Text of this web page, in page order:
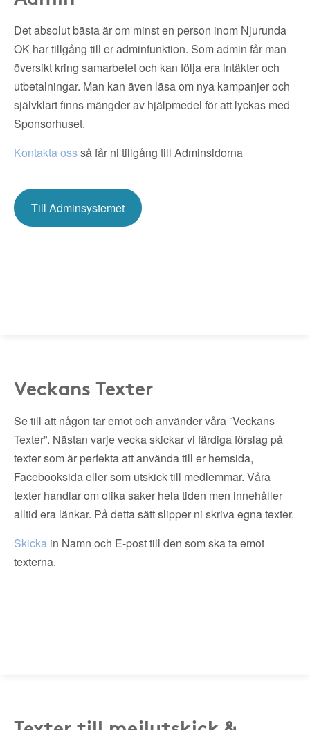
Det absolut bästa är om minst en person inom Njurunda
OK har tillgång till er adminfunktion. Som admin får man
översikt kring samarbetet och kan följa era intäkter och
utbetalningar. Man kan även läsa om nya kampanjer och
självklart finns mängder av hjälpmedel för att lyckas med
Sponsorhuset.
Kontakta ossså får ni tillgång till Adminsidorna
Till Adminsystemet
Veckans Texter
Se till att någon tar emot och använder våra ”Veckans
Texter”. Nästan varje vecka skickar vi färdiga förslag på
texter som är perfekta att använda till er hemsida,
Facebooksida eller som utskick till medlemmar. Våra
texter handlar om olika saker hela tiden men innehåller
alltid era länkar. På detta sätt slipper ni skriva egna texter.
Skicka in Namn och E-post till den som ska ta emot
texterna.